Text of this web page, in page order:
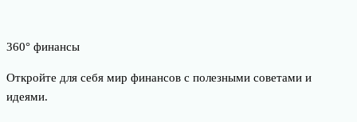
360° финансы
Откройте для себя мир финансов с полезными советами и
идеями.